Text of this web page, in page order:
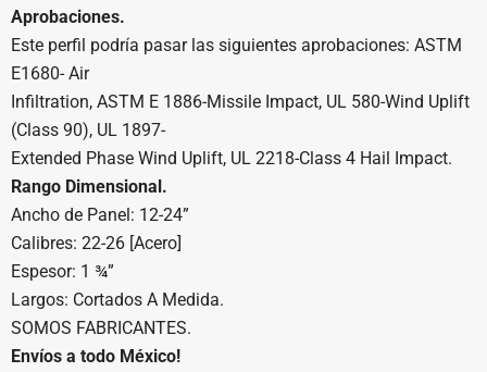
Aprobaciones.
Este perfil podría pasar las siguientes aprobaciones: ASTM
E1680- Air
Infiltration, ASTM E 1886-Missile Impact, UL 580-Wind Uplift
(Class 90), UL 1897-
Extended Phase Wind Uplift, UL 2218-Class 4 Hail Impact.
Rango Dimensional.
Ancho de Panel: 12-24”
Calibres: 22-26 [Acero]
Espesor: 1 ¾”
Largos: Cortados A Medida.
SOMOS FABRICANTES.
Envíos a todo México!